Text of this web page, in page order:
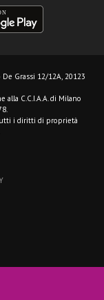
Grassi 12/12A, 20123
alla C.C.I.A.A. di Milano
i diritti di proprietà